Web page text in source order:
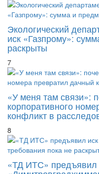
Экологический
иск «Газпрому»:
раскрыты
7
«У меня там связи»:
корпоративного
конфликт в
8
«ТД ИТС» предъявил